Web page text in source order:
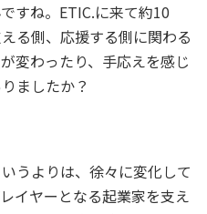
すね。ETIC.に来て約10
る側、応援する側に関わる
変わったり、手応えを感じ
ましたか？
うよりは、徐々に変化して
イヤーとなる起業家を支え